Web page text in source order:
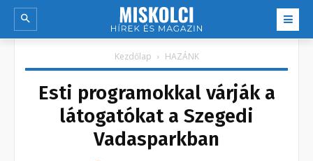
Kezdőlap HAZÁNK
Esti programokkal várják a
látogatókat a Szegedi
Vadasparkban